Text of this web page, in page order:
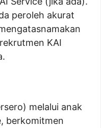
peroleh akurat
KAI
melalui anak
berkomitmen